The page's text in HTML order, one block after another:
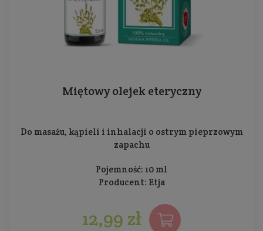
Miętowy olejek eteryczny
Do masażu, kąpieli i inhalacji o ostrym pieprzowym
zapachu
Pojemność: 10 ml
Producent: Etja
12,99 zł